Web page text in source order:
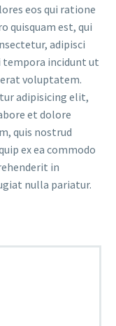
eos qui ratione
quisquam est, qui
adipisci
tempora incidunt ut
voluptatem.
adipisicing elit,
et dolore
quis nostrud
ex ea commodo
in
nulla pariatur.